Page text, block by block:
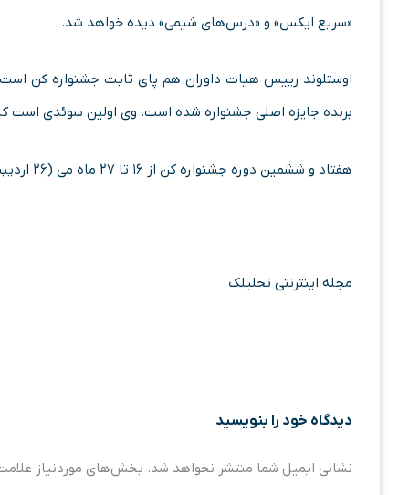
«سریع ایکس» و «درس‌های شیمی» دیده خواهد شد.
برنده جایزه اصلی جشنواره شده است. وی اولین سوئدی است که در ۵۰ سال اخیر ریاست هیات داوران را
هفتاد و ششمین دوره جشنواره کن از ۱۶ تا ۲۷ ماه می (۲۶ اردیبشهت تا ۶ خرداد) برگزار می‌شود.
مجله اینترنتی تحلیلک
دیدگاه‌ خود را بنویسید
نشانی ایمیل شما منتشر نخواهد شد. بخش‌های موردنیاز